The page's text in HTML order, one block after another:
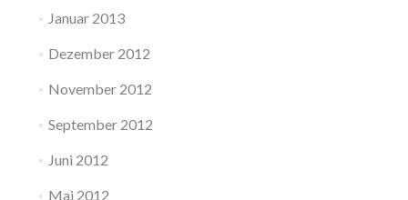
Januar 2013
Dezember 2012
November 2012
September 2012
Juni 2012
Mai 2012